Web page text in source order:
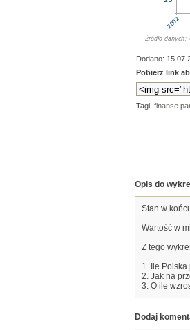
Dodano:
Pobierz link
Tagi: finanse
Opis do
Stan w
Wartość w
Z tego
1. Ile
2. Jak na
3. O ile
Dodaj